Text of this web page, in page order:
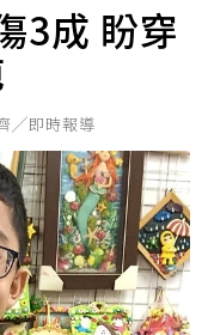
3成 盼穿
╱即時報導